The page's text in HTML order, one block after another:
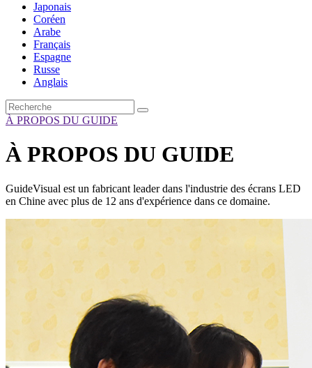
Japonais
Coréen
Arabe
Français
Espagne
Russe
Anglais
À PROPOS DU GUIDE
À PROPOS DU GUIDE
GuideVisual est un fabricant leader dans l'industrie des écrans LED
en Chine avec plus de 12 ans d'expérience dans ce domaine.